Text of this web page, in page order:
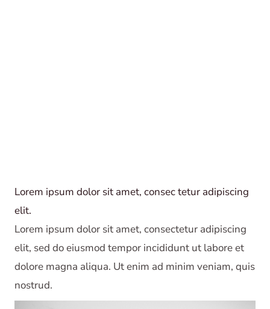
Lorem ipsum dolor sit amet, consec tetur adipiscing
elit.
Lorem ipsum dolor sit amet, consectetur adipiscing
elit, sed do eiusmod tempor incididunt ut labore et
dolore magna aliqua. Ut enim ad minim veniam, quis
nostrud.